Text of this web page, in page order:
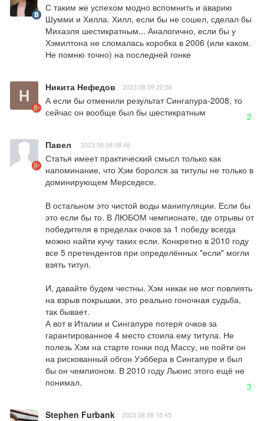
С таким же успехом модно вспомнить и аварию
Шумми и Хилла. Хилл, если бы не сошел, сделал бы
Михаэля шестикратным... Аналогично, если бы у
Хэмилтона не сломалась коробка в 2006 (или каком.
Не помню точно) на последней гонке
Никита Нефедов 2023.08.09 22:56
А если бы отменили результат Сингапура-2008, то
сейчас он вообще был бы шестикратным
2
Павел 2023.08.09 08:48
Статья имеет практический смысл только как
напоминание, что Хэм боролся за титулы не только в
доминирующем Мерседесе.
В остальном это чистой воды манипуляции. Если бы
это если бы то. В ЛЮБОМ чемпионате, где отрывы от
победителя в пределах очков за 1 победу всегда
можно найти кучу таких если. Конкретно в 2010 году
все 5 претендентов при определённых "если" могли
взять титул.
И, давайте будем честны. Хэм никак не мог повлиять
на взрыв покрышки, это реально гоночная судьба,
так бывает.
А вот в Италии и Сингапуре потеря очков за
гарантированное 4 место стоила ему титула. Не
полезь Хэм на старте гонки под Массу, не пойти он
на рискованный обгон Уэббера в Сингапуре и был
бы он чемпионом. В 2010 году Льюис этого ещё не
понимал.
3
Stephen Furbank 2023.08.08 15:45